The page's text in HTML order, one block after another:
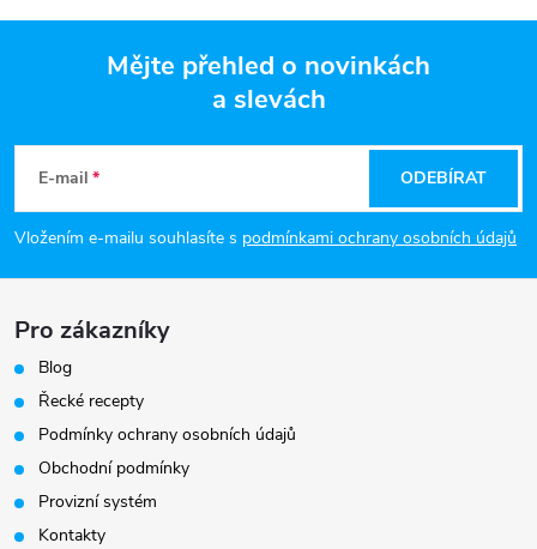
p
t
Mějte přehled o novinkách
a slevách
E-mail
Vložením e-mailu souhlasíte s podmínkami ochrany osobních údajů
ODEBÍRAT
Pro zákazníky
Blog
Řecké recepty
Podmínky ochrany osobních údajů
Obchodní podmínky
Provizní systém
Kontakty